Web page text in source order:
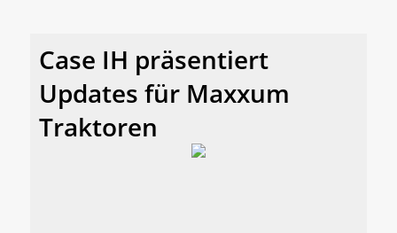
Case IH präsentiert
Updates für Maxxum
Traktoren